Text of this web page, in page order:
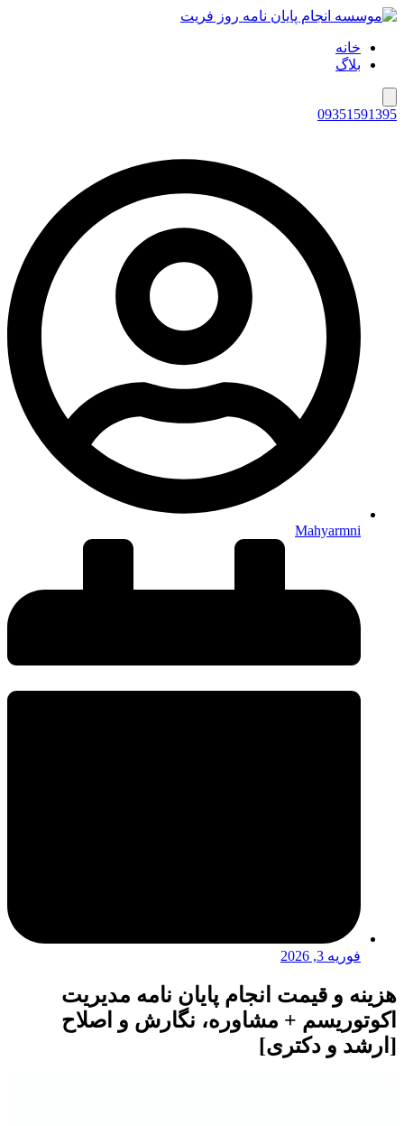
خانه
بلاگ
09351591395
Mahyarmni
فوریه 3, 2026
هزینه و قیمت انجام پایان نامه مدیریت
اکوتوریسم + مشاوره، نگارش و اصلاح
[ارشد و دکتری]